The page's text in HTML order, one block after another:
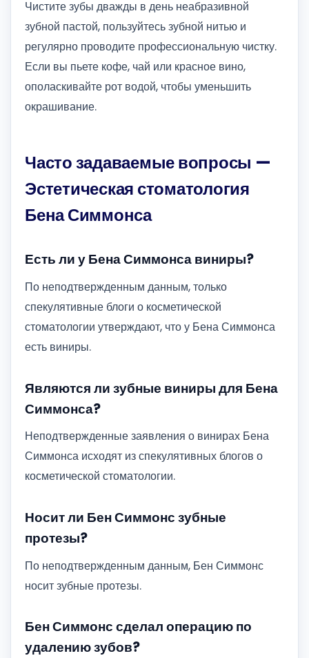
Чистите зубы дважды в день неабразивной
зубной пастой, пользуйтесь зубной нитью и
регулярно проводите профессиональную чистку.
Если вы пьете кофе, чай или красное вино,
ополаскивайте рот водой, чтобы уменьшить
окрашивание.
Часто задаваемые вопросы —
Эстетическая стоматология
Бена Симмонса
Есть ли у Бена Симмонса виниры?
По неподтвержденным данным, только
спекулятивные блоги о косметической
стоматологии утверждают, что у Бена Симмонса
есть виниры.
Являются ли зубные виниры для Бена
Симмонса?
Неподтвержденные заявления о винирах Бена
Симмонса исходят из спекулятивных блогов о
косметической стоматологии.
Носит ли Бен Симмонс зубные
протезы?
По неподтвержденным данным, Бен Симмонс
носит зубные протезы.
Бен Симмонс сделал операцию по
удалению зубов?